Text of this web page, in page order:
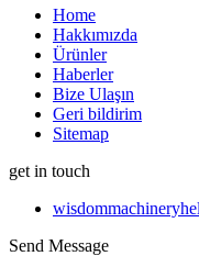
Home
Hakkımızda
Ürünler
Haberler
Bize Ulaşın
Geri bildirim
Sitemap
get in touch
Send Message